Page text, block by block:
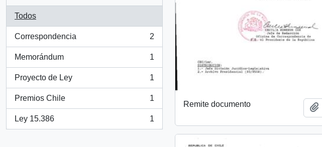
Todos
Correspondencia
, 2 resultados
2
Memorándum
, 1 resultados
1
Proyecto de Ley
, 1 resultados
1
Premios Chile
, 1 resultados
1
Ley 15.386
, 1 resultados
1
Remite documento